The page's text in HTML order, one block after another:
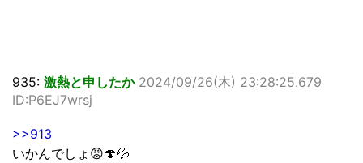
935: 激熱と申したか 2024/09/26(木) 23:28:25.679
ID:P6EJ7wrsj
>>913
いかんでしょ😡🍄💦